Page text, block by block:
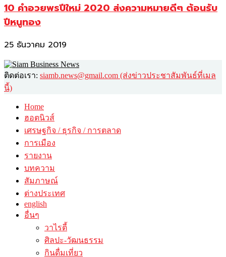
10 คำอวยพรปีใหม่ 2020 ส่งความหมายดีๆ ต้อนรับ
ปีหนูทอง
25 ธันวาคม 2019
ติดต่อเรา: siamb.news@gmail.com (ส่งข่าวประชาสัมพันธ์ที่เมล
นี้)
Home
ฮอตนิวส์
เศรษฐกิจ / ธุรกิจ / การตลาด
การเมือง
รายงาน
บทความ
สัมภาษณ์
ต่างประเทศ
english
อื่นๆ
วาไรตี้
ศิลปะ-วัฒนธรรม
กินดื่มเที่ยว